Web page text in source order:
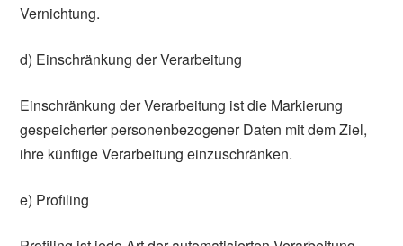
Vernichtung.
d) Einschränkung der Verarbeitung
Einschränkung der Verarbeitung ist die Markierung
gespeicherter personenbezogener Daten mit dem Ziel,
ihre künftige Verarbeitung einzuschränken.
e) Profiling